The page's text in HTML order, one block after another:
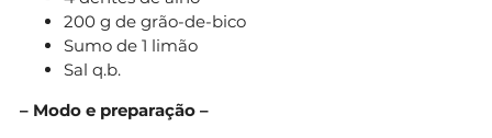
200 g de grão-de-bico
Sumo de 1 limão
Sal q.b.
– Modo e preparação –